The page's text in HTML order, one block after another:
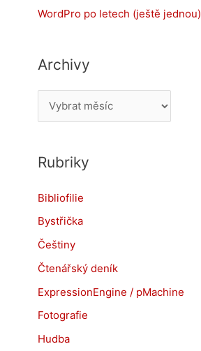
WordPro po letech (ještě jednou)
Archivy
r
h
v
y
Rubriky
Bibliofilie
Bystřička
Češtiny
Čtenářský deník
ExpressionEngine / pMachine
Fotografie
Hudba